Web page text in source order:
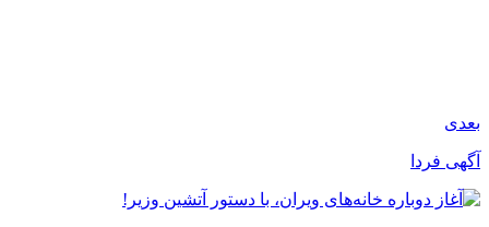
بعدی
آگهی فردا